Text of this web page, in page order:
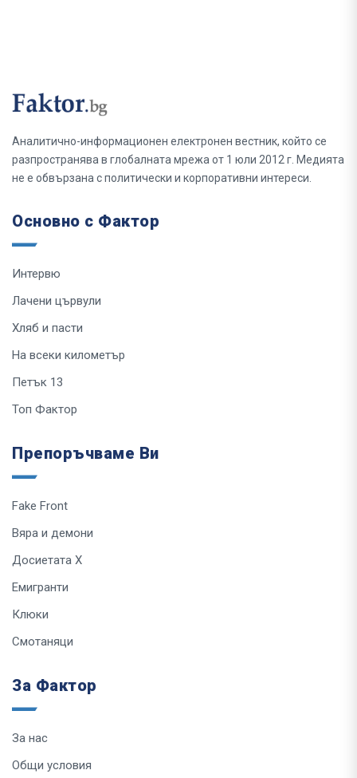
Аналитично-информационен електронен вестник, който се
разпространява в глобалната мрежа от 1 юли 2012 г. Медията
не е обвързана с политически и корпоративни интереси.
Основно с Фактор
Интервю
Лачени цървули
Хляб и пасти
На всеки километър
Петък 13
Топ Фактор
Препоръчваме Ви
Fake Front
Вяра и демони
Досиетата Х
Емигранти
Клюки
Смотаняци
За Фактор
За нас
Общи условия